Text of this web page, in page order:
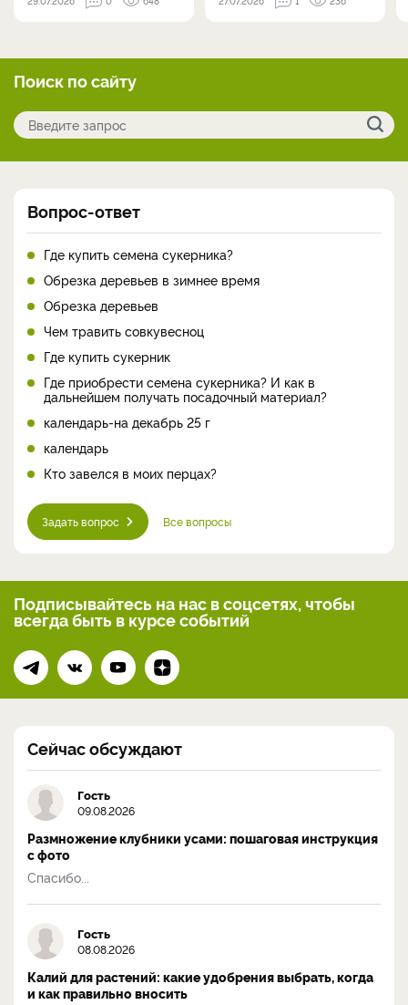
Поиск по сайту
Вопрос-ответ
Где купить семена сукерника?
Обрезка деревьев в зимнее время
Обрезка деревьев
Чем травить совкувесноц
Где купить сукерник
Где приобрести семена сукерника? И как в
дальнейшем получать посадочный материал?
календарь-на декабрь 25 г
календарь
Кто завелся в моих перцах?
Задать вопрос Все вопросы
Подписывайтесь на нас в соцсетях, чтобы
всегдабыть в курсе событий
Сейчас обсуждают
Гость
09.08.2026
Размножение клубники усами: пошаговая инструкция
с фото
Спасибо...
Гость
08.08.2026
Калий для растений: какие удобрения выбрать, когда
и как правильно вносить